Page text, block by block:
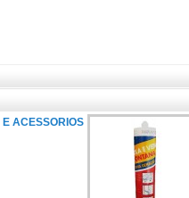
ACESSORIOS